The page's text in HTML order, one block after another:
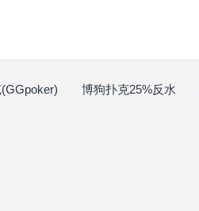
博狗扑克25%反水